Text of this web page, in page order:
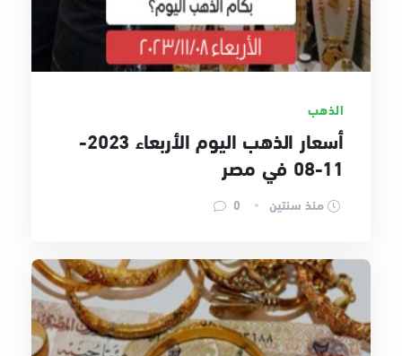
الذهب
أسعار الذهب اليوم الأربعاء 2023-
11-08 في مصر
منذ سنتين